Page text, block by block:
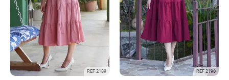
REF 2189 REF 2190